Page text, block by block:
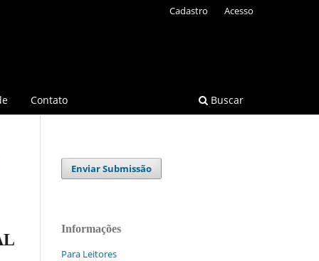
Contato Buscar
Cadastro Acesso
Enviar Submissão
Informações
Para Leitores